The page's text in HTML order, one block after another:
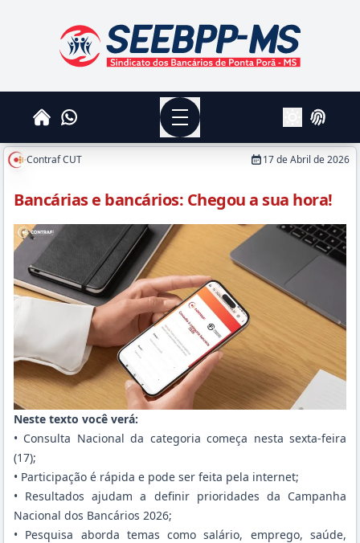
SEEBPPMS - Sindicato dos Bancários de Ponta
HomeWhatsapp
Menu
AlterarLogin
Contraf CUT 17 de Abril de 2026
Bancárias e bancários: Chegou a sua hora!
Neste texto você verá:
• Consulta Nacional da categoria começa nesta sexta-feira
(17);
• Participação é rápida e pode ser feita pela internet;
• Resultados ajudam a definir prioridades da Campanha
Nacional dos Bancários 2026;
• Pesquisa aborda temas como salário, emprego, saúde,